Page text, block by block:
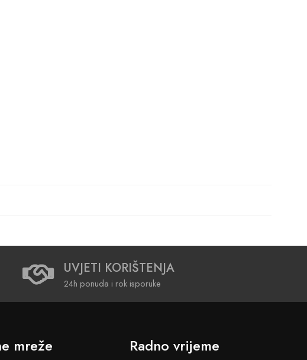
UVJETI KORIŠTENJA
24h ponuda i rok isporuke
mreže Radno vrijeme